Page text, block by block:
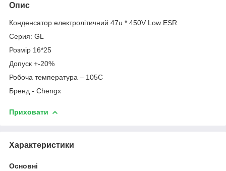
Опис
Конденсатор електролітичний 47u * 450V Low ESR
Серия: GL
Розмір 16*25
Допуск +-20%
Робоча температура – 105С
Бренд - Chengx
Приховати
Характеристики
Основні